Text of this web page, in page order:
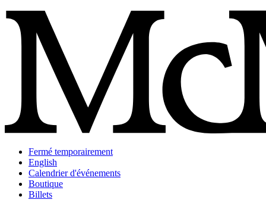
Skip
to
content
Fermé temporairement
English
Calendrier d'événements
Boutique
Billets